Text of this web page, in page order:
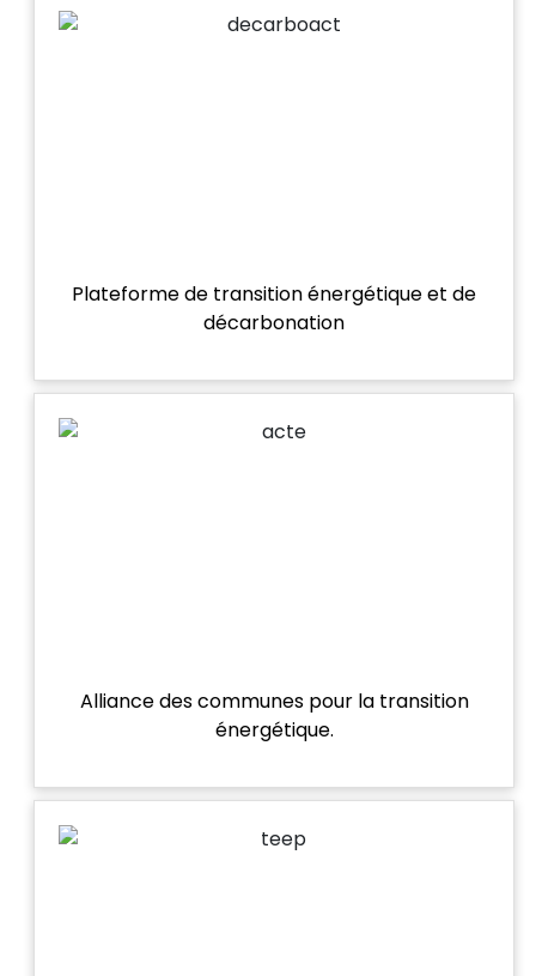
Plateforme de transition énergétique et de
décarbonation
Alliance des communes pour la transition
énergétique.